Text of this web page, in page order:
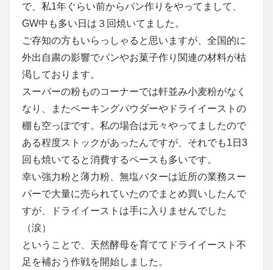
で、私1年ぐらい前からパン作りをやってまして、
GW中も多い日は３回焼いてました。
ご存知の方もいらっしゃると思いますが、全国的に
外出自粛の影響でパンやお菓子作り関連の材料が枯
渇しております。
スーパーの粉ものコーナーでは軒並み小麦粉がなく
なり、またベーキングパウダーやドライイーストの
棚も空っぽです。私の場合は元々やってましたので
ある程度ストックがあったんですが、それでも1日3
回も焼いてると消費するペースも多いです。
幸い強力粉と薄力粉、無塩バターは近所の業務スー
パーで大量に売られていたのでまとめ買いしたんで
すが、ドライイーストは手に入りませんでした
（涙）
ということで、天然酵母を育ててドライイースト不
足を補おう作戦を開始しました。